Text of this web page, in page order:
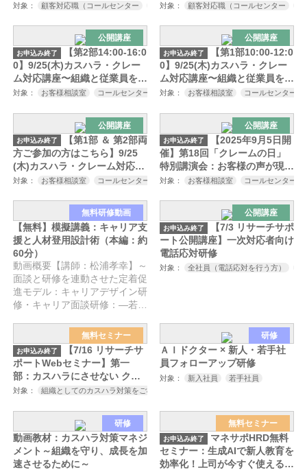
対象： 顧客対応職（コールセンター 販売 接客 サービス業など） 取引先対
対象： 顧客対応職（コールセンター
公開講座
お申込み終了
【第2部14:00-16:0
0】9/25(木)カスハラ・クレー
ム対応講座〜組織と従業員を守
る組織全体で成長するクレーム
対象： お客様相談室 コールセンター 店舗責任者 人材開発 教育研修ご担当
公開講座
お申込み終了
【第1部10:00-12:0
0】9/25(木)カスハラ・クレー
ム対応講座〜組織と従業員を守
る組織全体で成長するクレーム
対象： お客様相談室 コールセンター
公開講座
お申込み終了
【第1部 ＆ 第2部両
方ご参加の方はこちら】9/25
(木)カスハラ・クレーム対応講
座〜組織と従業員を守る組織全
対象： お客様相談室 コールセンター 店舗責任者 人材開発 教育研修ご担当
公開講座
お申込み終了
【2025年9月5日開
催】第18回「クレームの日」
特別講演会：お客様の声が現場
を追い詰める時代に組織はどう
対象： お客様相談室 コールセンター
無料研修動画
【無料】模擬講義：キャリア支
援と人材登用設計術（本編：約
60分）
動画概要【講師：松浦孝幸】～
面談と研修を連動させた定着促
進モデル：キャリアデザイン研
修・キャリア面談研修：―若…
公開講座
お申込み終了
【7/3 リサーチサポ
ート公開講座】一次対応者向け
電話応対研修
対象： 全社員（電話応対を行う方）
無料セミナー
お申込み終了
【7/16 リサーチサ
ポートWebセミナー】第一
部：カスハラにさせない クレ
ーム対応の心構えとスキル
対象： 組織としてのカスハラ対策をご検討中の方
研修
ＡＩドクター × 新人・若手社
員フォローアップ研修
対象： 新入社員 若手社員
研修
動画教材：カスハラ対策マネジ
メント～組織を守り、成長を加
速させるために～
無料セミナー
お申込み終了
マネサポHRD無料
セミナー：生成AIで新人教育を
効率化！上司が今すぐ使える実